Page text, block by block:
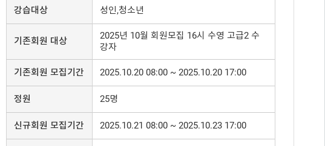
강습대상 성인,청소년
기존회원 대상
2025년 10월 회원모집 16시 수영 고급2 수
강자
기존회원 모집기간 2025.10.20 08:00 ~ 2025.10.20 17:00
정원 25명
신규회원 모집기간 2025.10.21 08:00 ~ 2025.10.23 17:00